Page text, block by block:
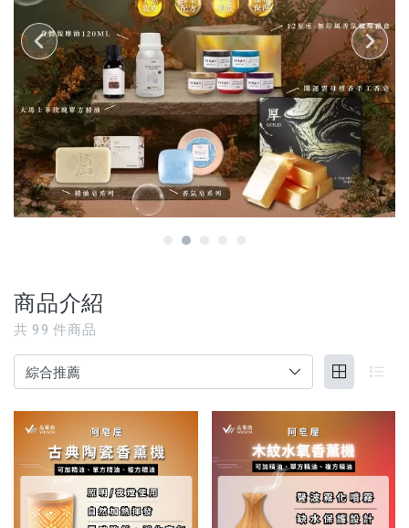
【新品上市】
【美髮護理】
【服飾內著】
【居家生活】
【營養保健】
【3C家電/周邊】
品牌
服務/政策
商品介紹
共 99 件商品